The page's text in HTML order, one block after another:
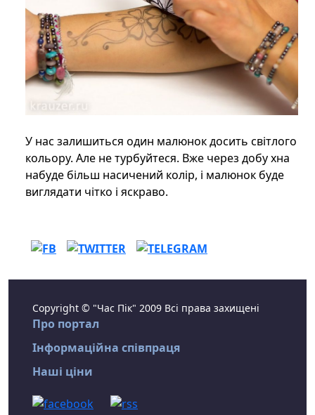
У нас залишиться один малюнок досить світлого
кольору. Але не турбуйтеся. Вже через добу хна
набуде більш насичений колір, і малюнок буде
виглядати чітко і яскраво.
Copyright © "Час Пік" 2009 Всі права захищені
Про портал
Інформаційна співпраця
Наші ціни